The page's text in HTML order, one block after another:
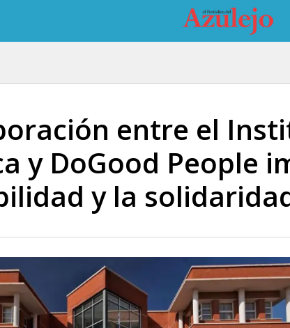
entre el
y DoGood People
y la